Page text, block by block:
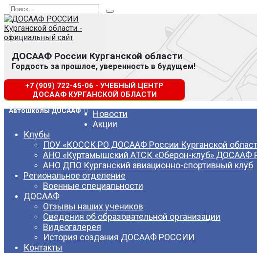
Перейти
к
содержанию
Search
for:
ДОСААФ России Курганской области
Гордость за прошлое, уверенность в будущем!
+7 (909) 722-45-06 - УЧЕБНЫЙ ЦЕНТР
ДОСААФ КУРГАНСКОЙ ОБЛАСТИ
Автошколы ДОСААФ
Новости
Акции
Клубы
ПОУ «КОССК РО ДОСААФ России Курганской
АНО «Куртамышский АТСК «Оберон-клуб» ДОСААФ
АНО ДПО Курганский авиационно-спортивный клуб
Региональное отделение
Военные специальности
ДОСААФ
Отзывы наших учеников
Сведения об образовательной организации
Видеогалерея
История создания ДОСААФ РОССИИ
Контакты